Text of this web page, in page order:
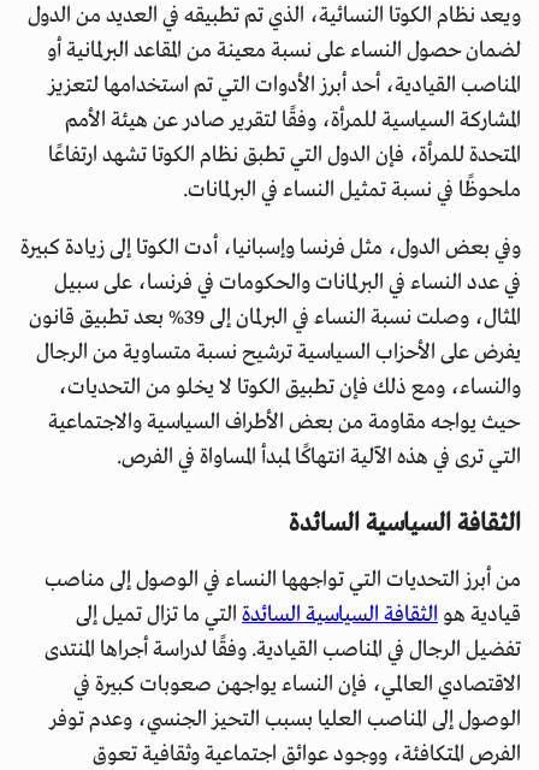
ويعد نظام الكوتا النسائية، الذي تم تطبيقه في العديد من الدول
لضمان حصول النساء على نسبة معينة من المقاعد البرلمانية أو
المناصب القيادية، أحد أبرز الأدوات التي تم استخدامها لتعزيز
المشاركة السياسية للمرأة، وفقًا لتقرير صادر عن هيئة الأمم
المتحدة للمرأة، فإن الدول التي تطبق نظام الكوتا تشهد ارتفاعًا
ملحوظًا في نسبة تمثيل النساء في البرلمانات.
وفي بعض الدول، مثل فرنسا وإسبانيا، أدت الكوتا إلى زيادة كبيرة
في عدد النساء في البرلمانات والحكومات في فرنسا، على سبيل
المثال، وصلت نسبة النساء في البرلمان إلى 39% بعد تطبيق قانون
يفرض على الأحزاب السياسية ترشيح نسبة متساوية من الرجال
والنساء، ومع ذلك فإن تطبيق الكوتا لا يخلو من التحديات،
حيث يواجه مقاومة من بعض الأطراف السياسية والاجتماعية
التي ترى في هذه الآلية انتهاكًا لمبدأ المساواة في الفرص.
الثقافة السياسية السائدة
من أبرز التحديات التي تواجهها النساء في الوصول إلى مناصب
قيادية هو الثقافة السياسية السائدة التي ما تزال تميل إلى
تفضيل الرجال في المناصب القيادية. وفقًا لدراسة أجراها المنتدى
الاقتصادي العالمي، فإن النساء يواجهن صعوبات كبيرة في
الوصول إلى المناصب العليا بسبب التحيز الجنسي، وعدم توفر
الفرص المتكافئة، ووجود عوائق اجتماعية وثقافية تعوق